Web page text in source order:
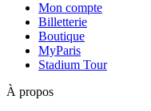
Mon compte
Billetterie
Boutique
MyParis
Stadium Tour
À propos